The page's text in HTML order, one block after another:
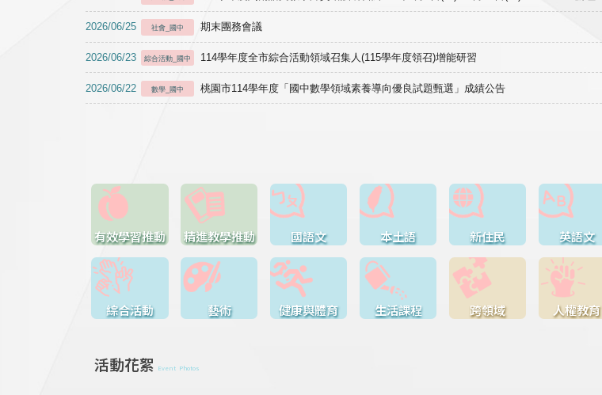
2026/06/25 社會_國中 期末團務會議
2026/06/23 綜合活動_國中 114學年度全市綜合活動領域召集人(115學年度領召)增能研習
2026/06/22 數學_國中 桃園市114學年度「國中數學領域素養導向優良試題甄選」成績公告
有效學習推動 精進教學推動 國語文 本土語 新住民 英語文
綜合活動 藝術 健康與體育 生活課程 跨領域 人權教育
活動花絮 Event Photos